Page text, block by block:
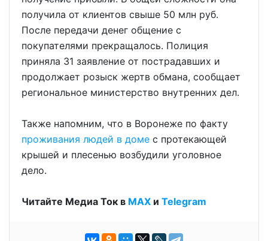
получила от клиентов свыше 50 млн руб.
После передачи денег общение с
покупателями прекращалось. Полиция
приняла 31 заявление от пострадавших и
продолжает розыск жертв обмана, сообщает
региональное министерство внутренних дел.
Также напомним, что в Воронеже по факту
проживания людей в доме с протекающей
крышей и плесенью возбудили уголовное
дело.
Читайте Медиа Ток в МАХ и Telegram